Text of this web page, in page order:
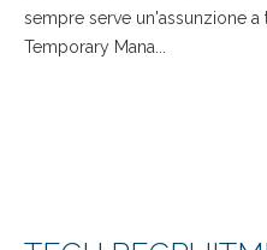
sempre serve un'assunzione
Temporary Mana...